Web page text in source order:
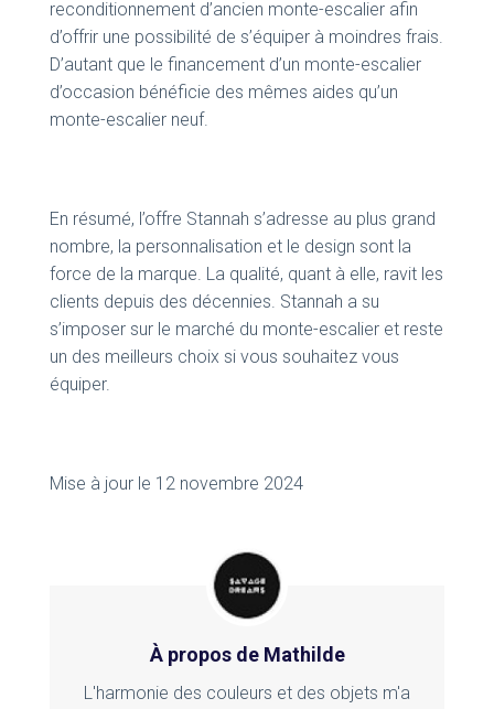
reconditionnement d’ancien monte-escalier afin
d’offrir une possibilité de s’équiper à moindres frais.
D’autant que le financement d’un monte-escalier
d’occasion bénéficie des mêmes aides qu’un
monte-escalier neuf.
En résumé, l’offre Stannah s’adresse au plus grand
nombre, la personnalisation et le design sont la
force de la marque. La qualité, quant à elle, ravit les
clients depuis des décennies. Stannah a su
s’imposer sur le marché du monte-escalier et reste
un des meilleurs choix si vous souhaitez vous
équiper.
Mise à jour le 12 novembre 2024
À propos de Mathilde
L'harmonie des couleurs et des objets m'a